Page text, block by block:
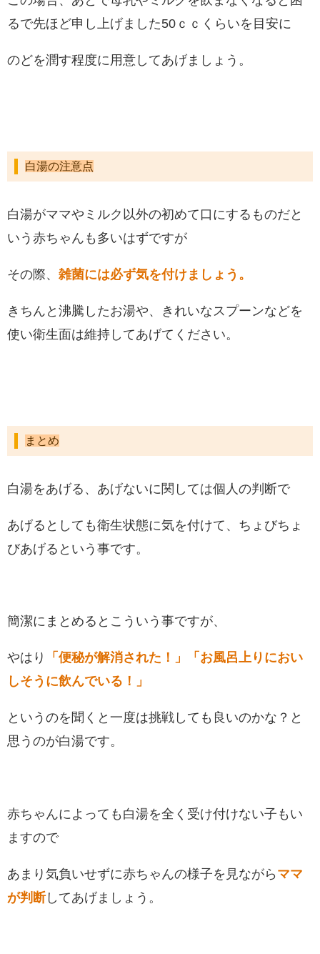
るで先ほど申し上げました50ｃｃくらいを目安に
のどを潤す程度に用意してあげましょう。
白湯の注意点
白湯がママやミルク以外の初めて口にするものだと
いう赤ちゃんも多いはずですが
その際、 雑菌には必ず気を付けましょう。
きちんと沸騰したお湯や、きれいなスプーンなどを
使い衛生面は維持してあげてください。
まとめ
白湯をあげる、あげないに関しては個人の判断で
あげるとしても衛生状態に気を付けて、ちょびちょ
びあげるという事です。
簡潔にまとめるとこういう事ですが、
やはり
「便秘が解消された！」「お風呂上りにおい
しそうに飲んでいる！」
というのを聞くと一度は挑戦しても良いのかな？と
思うのが白湯です。
赤ちゃんによっても白湯を全く受け付けない子もい
ますので
あまり気負いせずに赤ちゃんの様子を見ながら ママ
が判断してあげましょう。